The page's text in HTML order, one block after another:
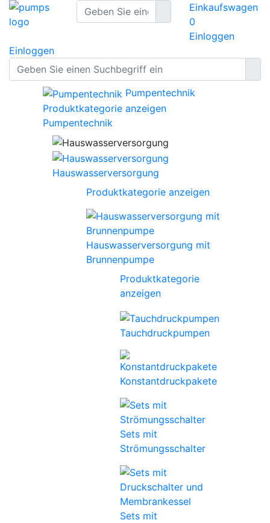
Einkaufswagen
0
Einloggen
Einloggen
Pumpentechnik
Produktkategorie anzeigen
Pumpentechnik
Hauswasserversorgung
Produktkategorie anzeigen
Hauswasserversorgung mit
Brunnenpumpe
Produktkategorie
anzeigen
Tauchdruckpumpen
Konstantdruckpakete
Sets mit
Strömungsschalter
Sets mit